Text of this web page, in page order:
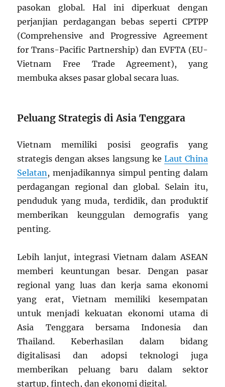
pasokan global. Hal ini diperkuat dengan
perjanjian perdagangan bebas seperti CPTPP
(Comprehensive and Progressive Agreement
for Trans-Pacific Partnership) dan EVFTA (EU-
Vietnam Free Trade Agreement), yang
membuka akses pasar global secara luas.
Peluang Strategis di Asia Tenggara
Vietnam memiliki posisi geografis yang
strategis dengan akses langsung ke Laut China
Selatan, menjadikannya simpul penting dalam
perdagangan regional dan global. Selain itu,
penduduk yang muda, terdidik, dan produktif
memberikan keunggulan demografis yang
penting.
Lebih lanjut, integrasi Vietnam dalam ASEAN
memberi keuntungan besar. Dengan pasar
regional yang luas dan kerja sama ekonomi
yang erat, Vietnam memiliki kesempatan
untuk menjadi kekuatan ekonomi utama di
Asia Tenggara bersama Indonesia dan
Thailand. Keberhasilan dalam bidang
digitalisasi dan adopsi teknologi juga
memberikan peluang baru dalam sektor
startup, fintech, dan ekonomi digital.